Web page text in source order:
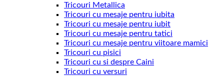
Tricouri Metallica
Tricouri cu mesaje pentru iubita
Tricouri cu mesaje pentru iubit
Tricouri cu mesaje pentru tatici
Tricouri cu mesaje pentru viitoare mamici
Tricouri cu pisici
Tricouri cu si despre Caini
Tricouri cu versuri